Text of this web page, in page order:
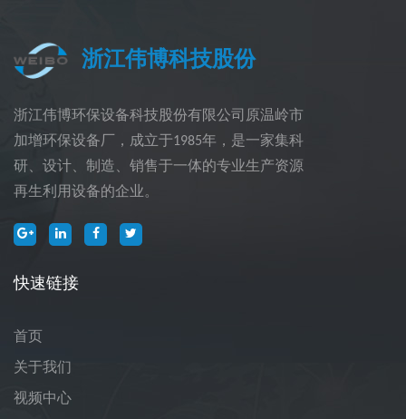
浙江伟博科技股份
浙江伟博环保设备科技股份有限公司原温岭市
加增环保设备厂，成立于1985年，是一家集科
研、设计、制造、销售于一体的专业生产资源
再生利用设备的企业。
快速链接
首页
关于我们
视频中心